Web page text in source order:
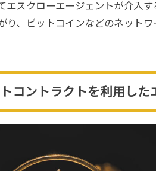
エスクローエージェントが介入
り、ビットコインなどのネット
コントラクトを利用した